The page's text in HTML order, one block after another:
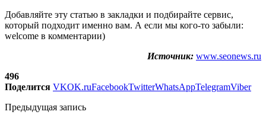
Добавляйте эту статью в закладки и подбирайте сервис,
который подходит именно вам. А если мы кого-то забыли:
welcome в комментарии)​
Источник: www.seonews.ru
496
Поделится VKOK.ruFacebookTwitterWhatsAppTelegramViber
Предыдущая запись